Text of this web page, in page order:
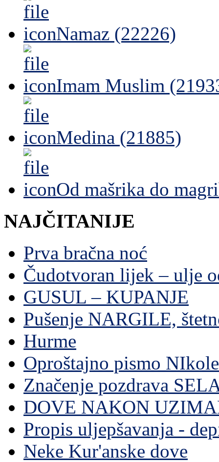
Namaz (22226)
Imam Muslim
Medina (21885)
Od mašrika do
NAJČITANIJE
Prva bračna noć
Čudotvoran lijek – ulje
GUSUL – KUPANJE
Pušenje NARGILE,
Hurme
Oproštajno pismo
Značenje pozdrava
DOVE NAKON
Propis uljepšavanja -
Neke Kur'anske dove